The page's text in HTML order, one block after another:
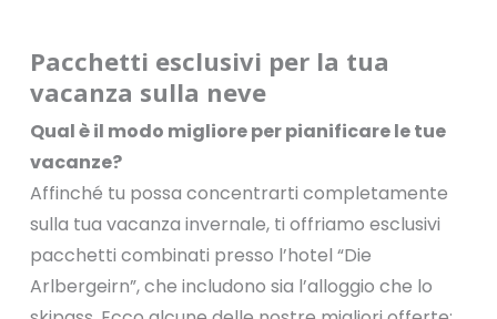
Pacchetti esclusivi per la tua
vacanza sulla neve
Qual è il modo migliore per pianificare le tue
vacanze?
Affinché tu possa concentrarti completamente
sulla tua vacanza invernale, ti offriamo esclusivi
pacchetti combinati presso l’hotel “Die
Arlbergeirn”, che includono sia l’alloggio che lo